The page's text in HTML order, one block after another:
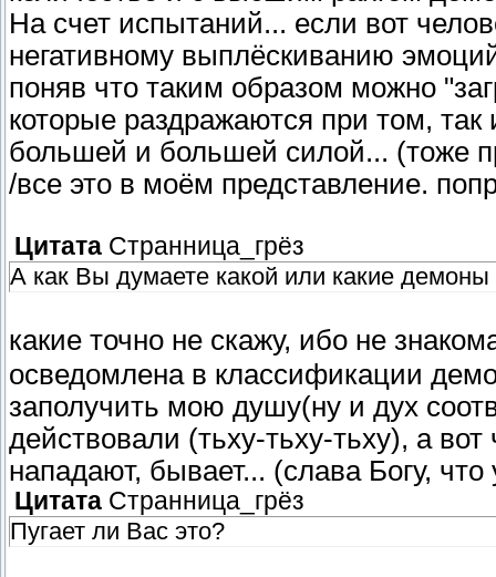
На счет испытаний... если вот
негативному выплёскиванию
поняв что таким образом можно
которые раздражаются при том, так
большей и большей силой... (тоже
/все это в моём представление.
Цитата Странница_грёз
А как Вы думаете какой или какие
какие точно не скажу, ибо не
осведомлена в классификации
заполучить мою душу(ну и дух
действовали (тьху-тьху-тьху), а
нападают, бывает... (слава Богу,
Цитата Странница_грёз
Пугает ли Вас это?